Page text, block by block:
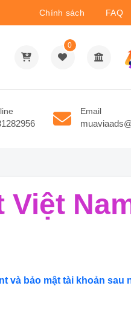
Chính sách FAQ
0
Email
Việt
và bảo mật tài khoản sau